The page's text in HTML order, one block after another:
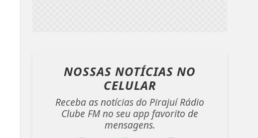
NOSSAS NOTÍCIASNO
CELULAR
Receba as notícias do Pirajuí Rádio
Clube FM no seu app favorito de
mensagens.